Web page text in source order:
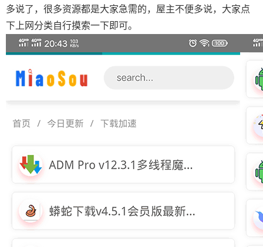
多说了，很多资源都是大家急需的，屋主不便多说，大家点
下上网分类自行摸索一下即可。